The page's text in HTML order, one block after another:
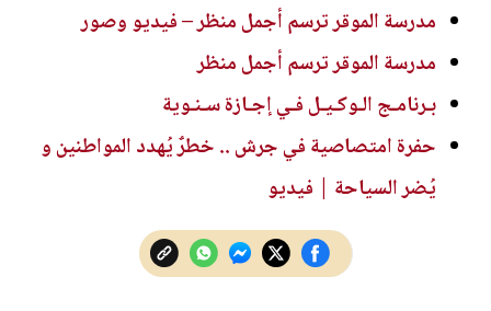
مدرسة الموقر ترسم أجمل منظر – فيديو وصور
مدرسة الموقر ترسم أجمل منظر
بـرنامـج الـوكـيـل فـي إجـازة سـنـوية
حفرة امتصاصية في جرش .. خطرٌ يُهدد المواطنين و
يُضر السياحة | فيديو